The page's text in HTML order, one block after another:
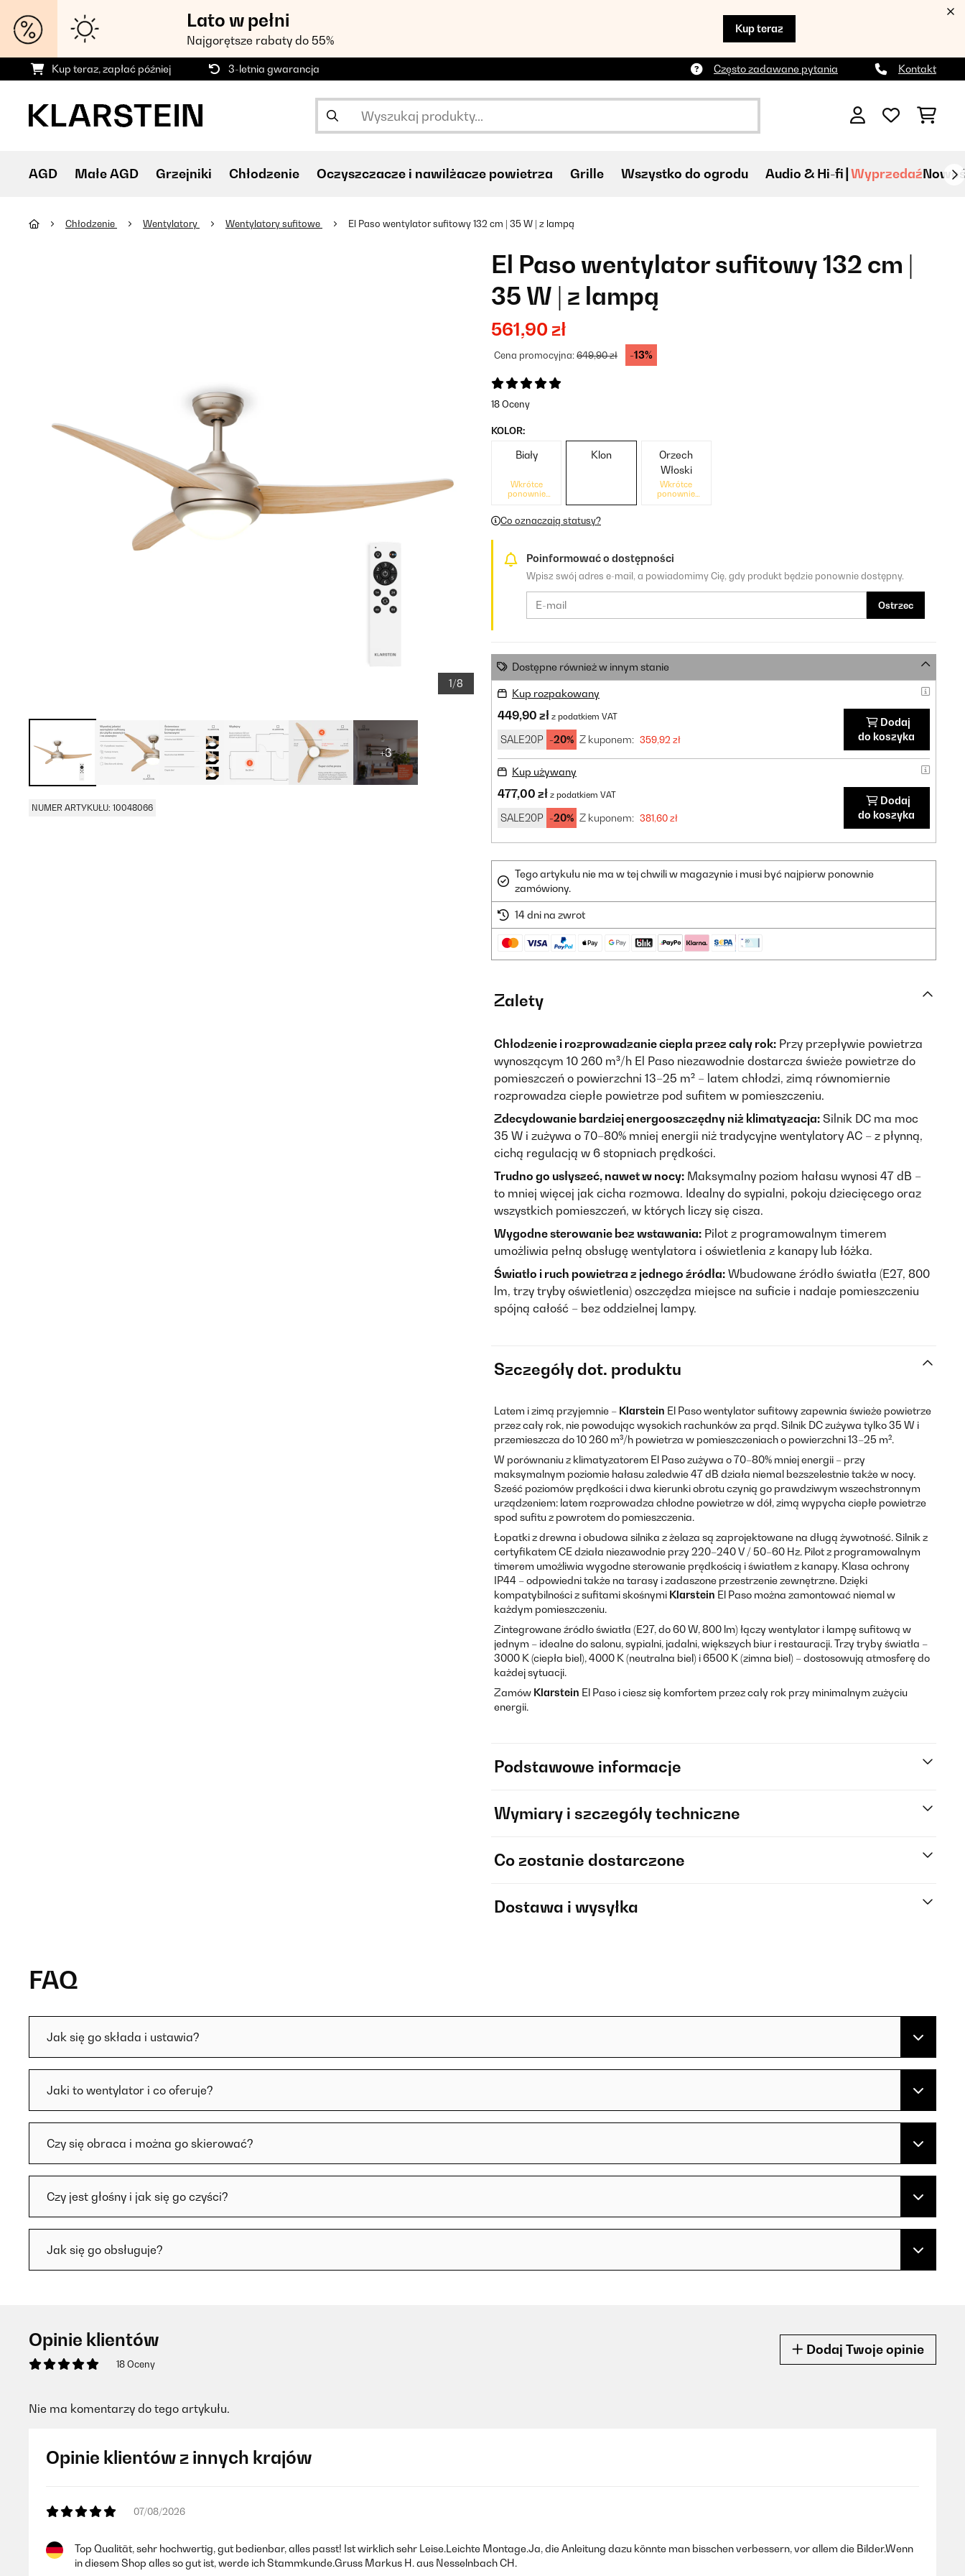
Lato w pełni
Najgorętsze rabaty do 55%
Kup teraz
Kup teraz, zapłać później 3-letnia gwarancja Często zadawane pytania Kontakt
AGD Małe AGD Grzejniki Chłodzenie Oczyszczacze i nawilżacze powietrza Grille Wszystko do ogrodu Audio & Hi-fi Wyprzedaź
Chłodzenie Wentylatory Wentylatory sufitowe El Paso wentylator sufitowy 132 cm | 35 W | z lampą
1/8
+3
NUMER ARTYKUŁU: 10048066
El Paso wentylator sufitowy 132 cm |
35 W | z lampą
561,90 zł
Cena promocyjna:649,90 zł -13%
18 Oceny
KOLOR:
Biały
Wkrótce
ponownie
Klon
Orzech
Włoski
Wkrótce
ponownie
Co oznaczają statusy?
Poinformować o dostępności
Wpisz swój adres e-mail, a powiadomimy Cię, gdy produkt będzie ponownie dostępny.
Ostrzec
Dostępne również w innym stanie
Kup rozpakowany
449,90 zł z podatkiem VAT
SALE20P -20% Z kuponem: 359,92 zł
Dodaj
do koszyka
Kup używany
477,00 zł z podatkiem VAT
SALE20P -20% Z kuponem: 381,60 zł
Dodaj
do koszyka
Tego artykułu nie ma w tej chwili w magazynie i musi być najpierw ponownie
zamówiony.
14 dni na zwrot
Zalety
Chłodzenie i rozprowadzanie ciepła przez cały rok: Przy przepływie powietrza
wynoszącym 10 260 m³/h El Paso niezawodnie dostarcza świeże powietrze do
pomieszczeń o powierzchni 13–25 m² – latem chłodzi, zimą równomiernie
rozprowadza ciepłe powietrze pod sufitem w pomieszczeniu.
Zdecydowanie bardziej energooszczędny niż klimatyzacja: Silnik DC ma moc
35 W i zużywa o 70–80% mniej energii niż tradycyjne wentylatory AC – z płynną,
cichą regulacją w 6 stopniach prędkości.
Trudno go usłyszeć, nawet w nocy: Maksymalny poziom hałasu wynosi 47 dB –
to mniej więcej jak cicha rozmowa. Idealny do sypialni, pokoju dziecięcego oraz
wszystkich pomieszczeń, w których liczy się cisza.
Wygodne sterowanie bez wstawania: Pilot z programowalnym timerem
umożliwia pełną obsługę wentylatora i oświetlenia z kanapy lub łóżka.
Światło i ruch powietrza z jednego źródła: Wbudowane źródło światła (E27, 800
lm, trzy tryby oświetlenia) oszczędza miejsce na suficie i nadaje pomieszczeniu
spójną całość – bez oddzielnej lampy.
Szczegóły dot. produktu
Latem i zimą przyjemnie – Klarstein El Paso wentylator sufitowy zapewnia świeże powietrze
przez cały rok, nie powodując wysokich rachunków za prąd. Silnik DC zużywa tylko 35 W i
przemieszcza do 10 260 m³/h powietrza w pomieszczeniach o powierzchni 13–25 m².
W porównaniu z klimatyzatorem El Paso zużywa o 70–80% mniej energii – przy
maksymalnym poziomie hałasu zaledwie 47 dB działa niemal bezszelestnie także w nocy.
Sześć poziomów prędkości i dwa kierunki obrotu czynią go prawdziwym wszechstronnym
urządzeniem: latem rozprowadza chłodne powietrze w dół, zimą wypycha ciepłe powietrze
spod sufitu z powrotem do pomieszczenia.
Łopatki z drewna i obudowa silnika z żelaza są zaprojektowane na długą żywotność. Silnik z
certyfikatem CE działa niezawodnie przy 220–240 V / 50–60 Hz. Pilot z programowalnym
timerem umożliwia wygodne sterowanie prędkością i światłem z kanapy. Klasa ochrony
IP44 – odpowiedni także na tarasy i zadaszone przestrzenie zewnętrzne. Dzięki
kompatybilności z sufitami skośnymi Klarstein El Paso można zamontować niemal w
każdym pomieszczeniu.
Zintegrowane źródło światła (E27, do 60 W, 800 lm) łączy wentylator i lampę sufitową w
jednym – idealne do salonu, sypialni, jadalni, większych biur i restauracji. Trzy tryby światła –
3000 K (ciepła biel), 4000 K (neutralna biel) i 6500 K (zimna biel) – dostosowują atmosferę do
każdej sytuacji.
Zamów Klarstein El Paso i ciesz się komfortem przez cały rok przy minimalnym zużyciu
energii.
Podstawowe informacje
Wymiary i szczegóły techniczne
Co zostanie dostarczone
Dostawa i wysyłka
FAQ
Jak się go składa i ustawia?
Jaki to wentylator i co oferuje?
Czy się obraca i można go skierować?
Czy jest głośny i jak się go czyści?
Jak się go obsługuje?
Opinie klientów
18 Oceny
Dodaj Twoje opinie
Nie ma komentarzy do tego artykułu.
Opinie klientów z innych krajów
07/08/2026
Top Qualität, sehr hochwertig, gut bedienbar, alles passt! Ist wirklich sehr Leise.Leichte Montage.Ja, die Anleitung dazu könnte man bisschen verbessern, vor allem die Bilder.Wenn
in diesem Shop alles so gut ist, werde ich Stammkunde.Gruss Markus H. aus Nesselnbach CH.